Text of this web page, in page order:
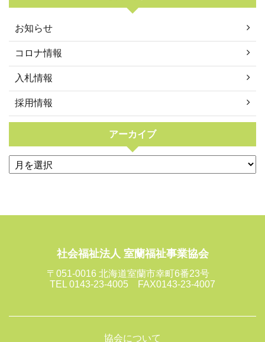
お知らせ
コロナ情報
入札情報
採用情報
アーカイブ
社会福祉法人 室蘭福祉事業協会
〒051-0016 北海道室蘭市幸町6番23号
TEL 0143-23-4005 FAX0143-23-4007
協会について